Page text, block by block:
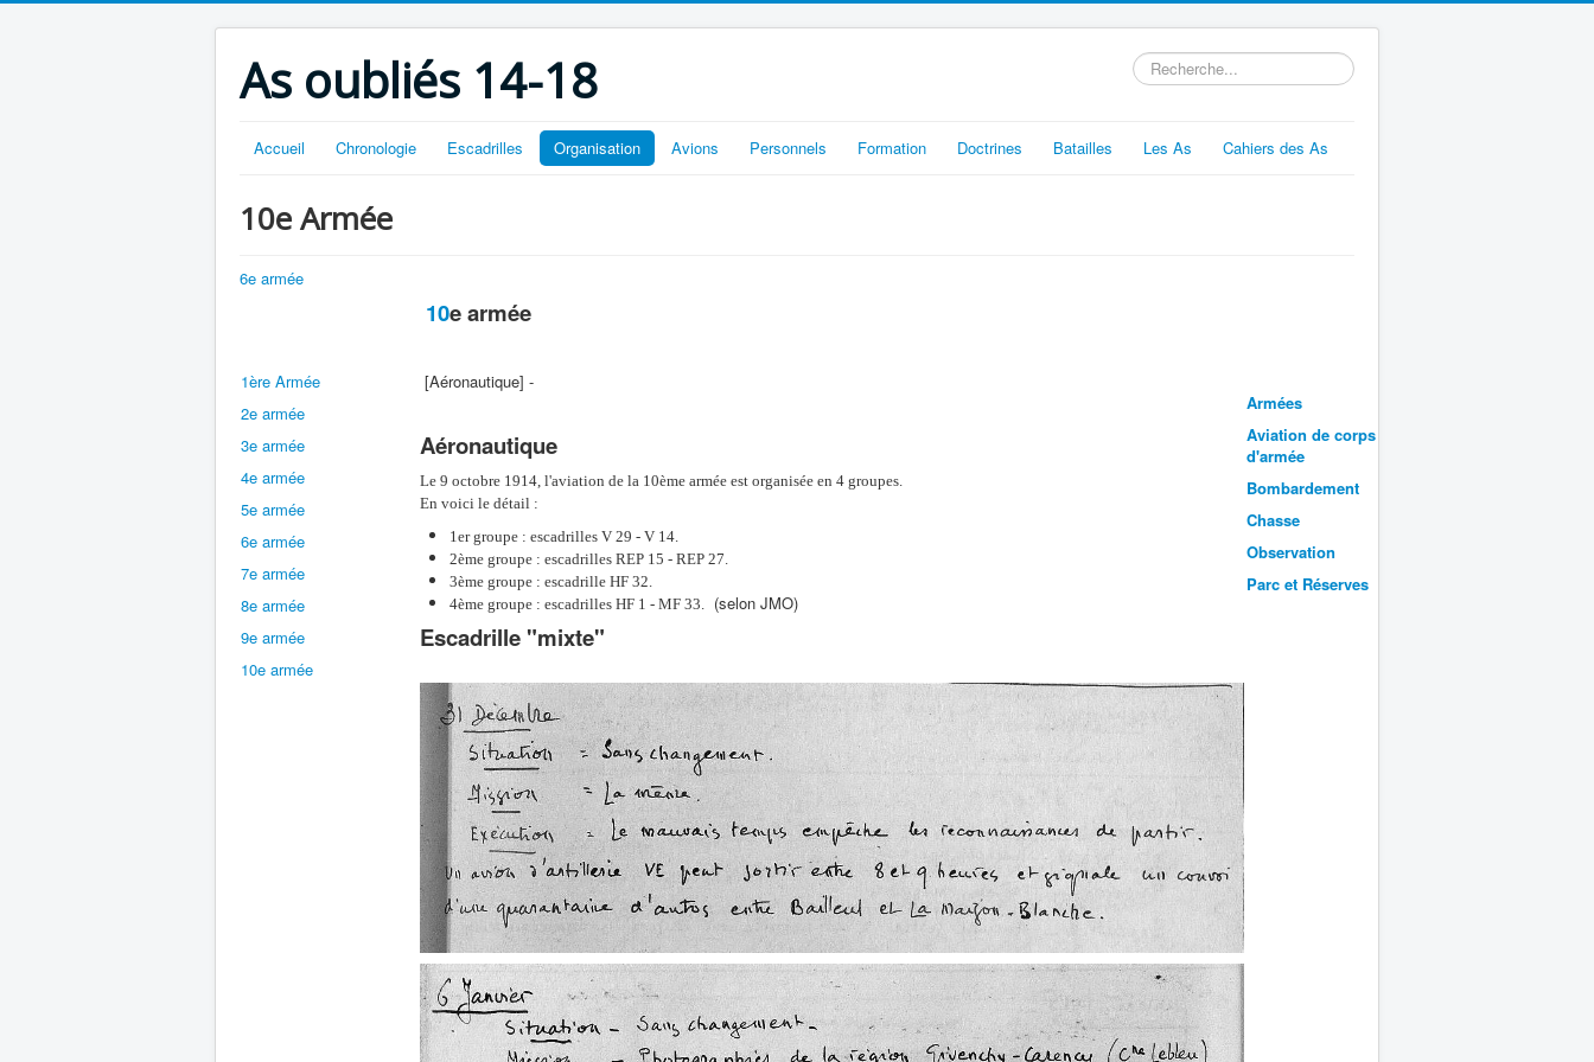
As oubliés 14-18 Rechercher
Accueil Chronologie Escadrilles Organisation Avions Personnels Formation Doctrines Batailles Les As Cahiers des As
10e Armée
6e armée
10e armée
1ère Armée
2e armée
3e armée
4e armée
5e armée
6e armée
7e armée
8e armée
9e armée
10e armée
[Aéronautique] -
Aéronautique
Le 9 octobre 1914, l'aviation de la 10ème armée est organisée en 4 groupes.
En voici le détail :
1er groupe : escadrilles V 29 - V 14.
2ème groupe : escadrilles REP 15 - REP 27.
3ème groupe : escadrille HF 32.
4ème groupe : escadrilles HF 1 - MF 33. (selon JMO)
Escadrille "mixte"
Armées
Aviation de corps
d'armée
Bombardement
Chasse
Observation
Parc et Réserves